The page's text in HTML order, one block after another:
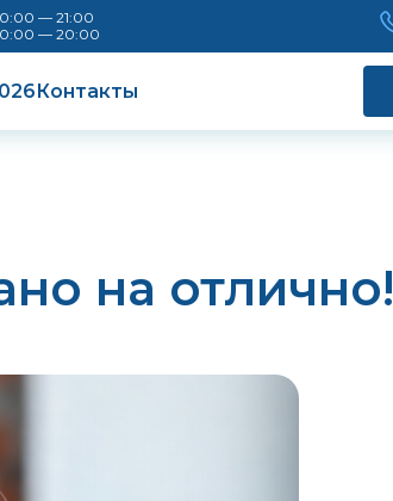
— 21:00
— 20:00
Контакты
на отлично!